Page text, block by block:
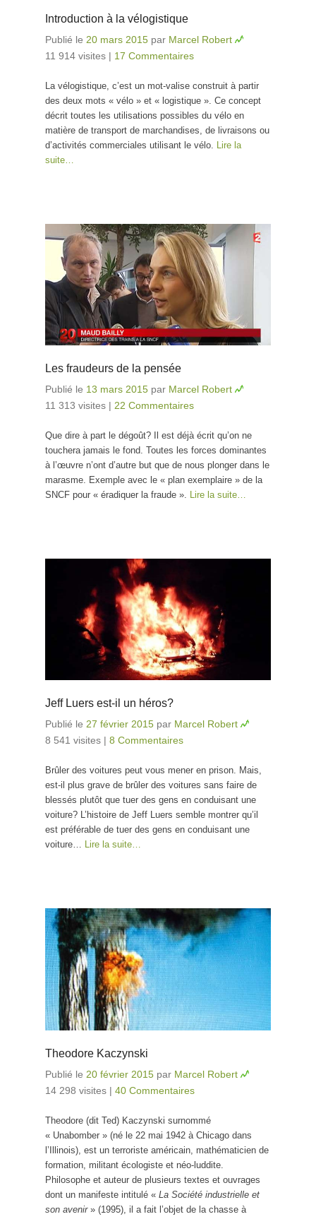
Introduction à la vélogistique
Publié le 20 mars 2015 par Marcel Robert
11 914 visites | 17 Commentaires
La vélogistique, c’est un mot-valise construit à partir
des deux mots « vélo » et « logistique ». Ce concept
décrit toutes les utilisations possibles du vélo en
matière de transport de marchandises, de livraisons ou
d’activités commerciales utilisant le vélo.
Lire la
suite…
Les fraudeurs de la pensée
Publié le 13 mars 2015 par Marcel Robert
11 313 visites | 22 Commentaires
Que dire à part le dégoût? Il est déjà écrit qu’on ne
touchera jamais le fond. Toutes les forces dominantes
à l’œuvre n’ont d’autre but que de nous plonger dans le
marasme. Exemple avec le « plan exemplaire » de la
SNCF pour « éradiquer la fraude ». Lire la suite…
Jeff Luers est-il un héros?
Publié le 27 février 2015 par Marcel Robert
8 541 visites | 8 Commentaires
Brûler des voitures peut vous mener en prison. Mais,
est-il plus grave de brûler des voitures sans faire de
blessés plutôt que tuer des gens en conduisant une
voiture? L’histoire de Jeff Luers semble montrer qu’il
est préférable de tuer des gens en conduisant une
voiture… Lire la suite…
Theodore Kaczynski
Publié le 20 février 2015 par Marcel Robert
14 298 visites | 40 Commentaires
Theodore (dit Ted) Kaczynski surnommé
« Unabomber » (né le 22 mai 1942 à Chicago dans
l’Illinois), est un terroriste américain, mathématicien de
formation, militant écologiste et néo-luddite.
Philosophe et auteur de plusieurs textes et ouvrages
dont un manifeste intitulé « La Société industrielle et
son avenir» (1995), il a fait l’objet de la chasse à